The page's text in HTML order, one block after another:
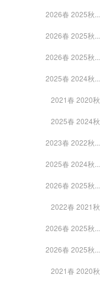
2026春 2025秋...
2026春 2025秋...
2026春 2025秋...
2025春 2024秋...
2021春 2020秋
2025春 2024秋
2023春 2022秋...
2025春 2024秋...
2026春 2025秋...
2022春 2021秋
2026春 2025秋...
2026春 2025秋...
2021春 2020秋